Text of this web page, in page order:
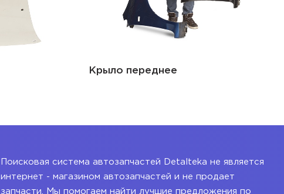
Крыло переднее
Поисковая система автозапчастей Detalteka не является
интернет - магазином автозапчастей и не продает
запчасти. Мы помогаем найти лучшие предложения по